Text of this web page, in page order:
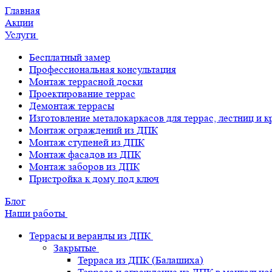
Главная
Акции
Услуги
Бесплатный замер
Профессиональная консультация
Монтаж террасной доски
Проектирование террас
Демонтаж террасы
Изготовление металокаркасов для террас, лестниц и
Монтаж ограждений из ДПК
Монтаж ступеней из ДПК
Монтаж фасадов из ДПК
Монтаж заборов из ДПК
Пристройка к дому под ключ
Блог
Наши работы
Террасы и веранды из ДПК
Закрытые
Терраса из ДПК (Балашиха)